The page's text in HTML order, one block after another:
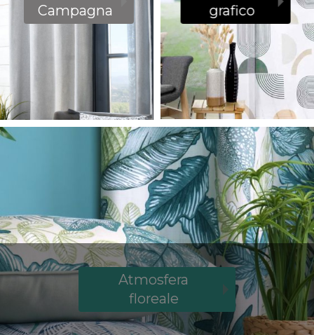
Campagna
grafico
Atmosfera
floreale